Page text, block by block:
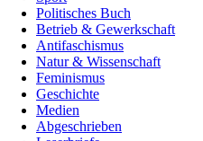
Politisches Buch
Betrieb & Gewerkschaft
Antifaschismus
Natur & Wissenschaft
Feminismus
Geschichte
Medien
Abgeschrieben